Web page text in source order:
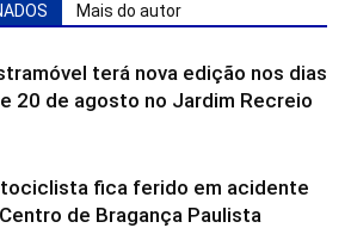
Mais do autor
terá nova edição nos dias
20 de agosto no Jardim Recreio
fica ferido em acidente
de Bragança Paulista